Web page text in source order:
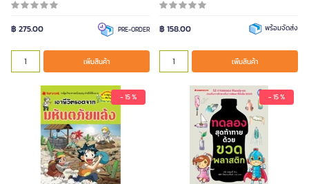
฿ 275.00 PRE-ORDER
เพิ่มสินค้า
฿ 158.00 พร้อมจัดส่ง
เพิ่มสินค้า
- 15 % - 15 %